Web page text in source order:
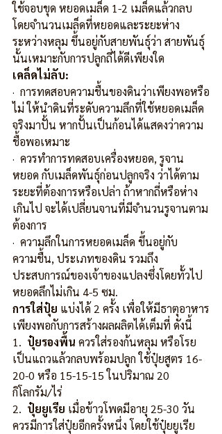
ใช้จอบขุด หยอดเมล็ด 1-2 เมล็ดแล้วกลบ
โดยจำนวนเมล็ดที่หยอดและระยะห่าง
ระหว่างหลุม ขึ้นอยู่กับสายพันธุ์ว่า สายพันธุ์
นั้นเหมาะกับการปลูกถี่ได้ดีเพียงใด
เคล็ดไม่ลับ:
·  การทดสอบความชื้นของดินว่าเพียงพอหรือ
ไม่ ให้นำดินที่ระดับความลึกที่ใช้หยอดเมล็ด
จริงมาปั้น หากปั้นเป็นก้อนได้แสดงว่าความ
ชื้อพอเหมาะ
·  ควรทำการทดสอบเครื่องหยอด, รูจาน
หยอด กับเมล็ดพันธุ์ก่อนปลูกจริง ว่าได้ตาม
ระยะที่ต้องการหรือเปล่า ถ้าหากถี่หรือห่าง
เกินไป จะได้เปลี่ยนจานที่มีจำนวนรูจานตาม
ต้องการ
·  ความลึกในการหยอดเมล็ด ขึ้นอยู่กับ
ความชื้น, ประเภทของดิน รวมถึง
ประสบการณ์ของเจ้าของแปลงซึ่งโดยทั้วไป
หยอดลึกไม่เกิน 4-5 ซม.
การใส่ปุ๋ย แบ่งได้ 2 ครั้ง เพื่อให้มีธาตุอาหาร
เพียงพอกับการสร้างผลผลิตได้เต็มที่ ดังนี้
1. ปุ๋ยรองพื้น ควรใส่รองก้นหลุม หรือโรย
เป็นแถวแล้วกลบพร้อมปลูก ใช้ปุ๋ยสูตร 16-
20-0 หรือ 15-15-15 ในปริมาณ 20
กิโลกรัม/ไร่
2. ปุ๋ยยูเรีย เมื่อข้าวโพดมีอายุ 25-30 วัน
ควรมีการใส่ปุ๋ยอีกครั้งหนึ่ง โดยใช้ปุ๋ยยูเรีย